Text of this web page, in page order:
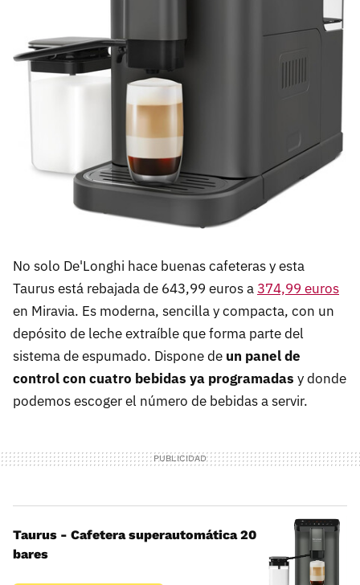
No solo De'Longhi hace buenas cafeteras y esta
Taurus está rebajada de 643,99 euros a 374,99 euros
en Miravia. Es moderna, sencilla y compacta, con un
depósito de leche extraíble que forma parte del
sistema de espumado. Dispone de un panel de
control con cuatro bebidas ya programadas y donde
podemos escoger el número de bebidas a servir.
Taurus - Cafetera superautomática 20
bares